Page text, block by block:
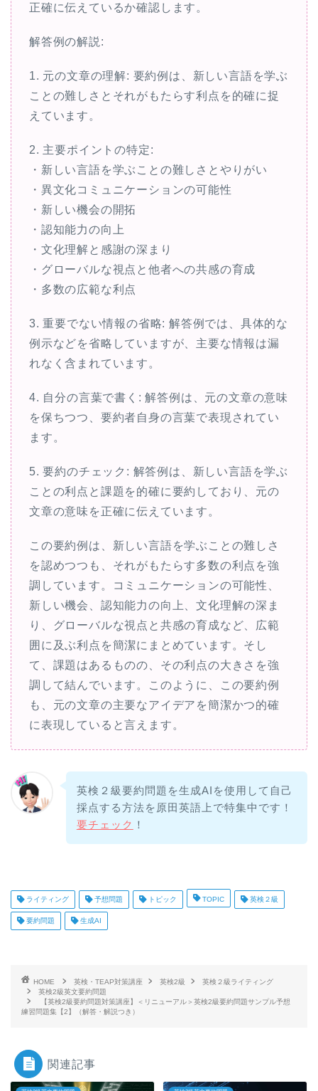
正確に伝えているか確認します。
解答例の解説:
1. 元の文章の理解: 要約例は、新しい言語を学ぶ
ことの難しさとそれがもたらす利点を的確に捉
えています。
2. 主要ポイントの特定:
・新しい言語を学ぶことの難しさとやりがい
・異文化コミュニケーションの可能性
・新しい機会の開拓
・認知能力の向上
・文化理解と感謝の深まり
・グローバルな視点と他者への共感の育成
・多数の広範な利点
3. 重要でない情報の省略: 解答例では、具体的な
例示などを省略していますが、主要な情報は漏
れなく含まれています。
4. 自分の言葉で書く: 解答例は、元の文章の意味
を保ちつつ、要約者自身の言葉で表現されてい
ます。
5. 要約のチェック: 解答例は、新しい言語を学ぶ
ことの利点と課題を的確に要約しており、元の
文章の意味を正確に伝えています。
この要約例は、新しい言語を学ぶことの難しさ
を認めつつも、それがもたらす多数の利点を強
調しています。コミュニケーションの可能性、
新しい機会、認知能力の向上、文化理解の深ま
り、グローバルな視点と共感の育成など、広範
囲に及ぶ利点を簡潔にまとめています。そし
て、課題はあるものの、その利点の大きさを強
調して結んでいます。このように、この要約例
も、元の文章の主要なアイデアを簡潔かつ的確
に表現していると言えます。
英検２級要約問題を生成AIを使用して自己
採点する方法を原田英語上で特集中です！
要チェック ！
ライティング 予想問題 トピック TOPIC 英検２級
要約問題 生成AI
HOME 英検・TEAP対策講座 英検2級
英検２級ライティング
英検2級英文要約問題
【英検2級要約問題対策講座】＜リニューアル＞英検2級要約問題サンプル予想
練習問題集【2】（解答・解説つき）
関連記事